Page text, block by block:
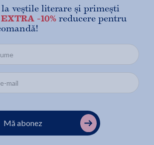
la veștile literare și primești
EXTRA -10% reducere pentru
Mă abonez